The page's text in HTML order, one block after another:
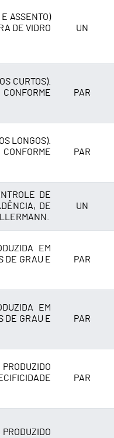
ASSENTO)
DE VIDRO
UN
CURTOS).
PAR
LONGOS).
PAR
DE
DE
UN
EM
DE GRAU E
PAR
EM
DE GRAU E
PAR
PAR